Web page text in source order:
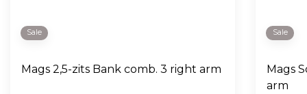
Sale
Mags 2,5-zits Bank comb. 3 right arm
Sale
Mags
arm